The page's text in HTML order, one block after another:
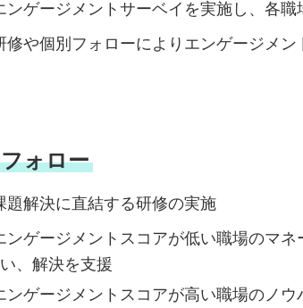
ンゲージメントサーベイを実施し、各
修や個別フォローによりエンゲージメ
ォロー
題解決に直結する研修の実施
ンゲージメントスコアが低い職場のマ
、解決を支援
ンゲージメントスコアが高い職場のノ